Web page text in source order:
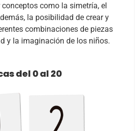
como la simetría, el
la posibilidad de crear y
combinaciones de piezas
y la imaginación de los niños.
del 0 al 20